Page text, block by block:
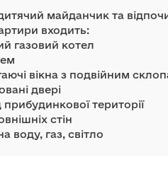
майданчик та
входить:
газовий котел
вікна з подвійним
двері
прибудинкової території
стін
воду, газ, світло